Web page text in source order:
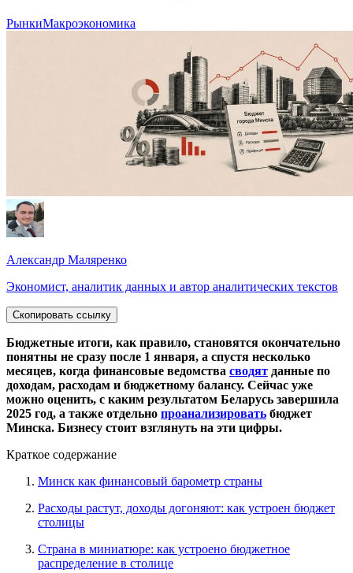
РынкиМакроэкономика
Александр Маляренко
Экономист, аналитик данных и автор аналитических текстов
Скопировать ссылку
Бюджетные итоги, как правило, становятся окончательно
понятны не сразу после 1 января, а спустя несколько
месяцев, когда финансовые ведомства сводят данные по
доходам, расходам и бюджетному балансу. Сейчас уже
можно оценить, с каким результатом Беларусь завершила
2025 год, а также отдельно проанализировать бюджет
Минска. Бизнесу стоит взглянуть на эти цифры.
Краткое содержание
Минск как финансовый барометр страны
Расходы растут, доходы догоняют: как устроен бюджет
столицы
Страна в миниатюре: как устроено бюджетное
распределение в столице